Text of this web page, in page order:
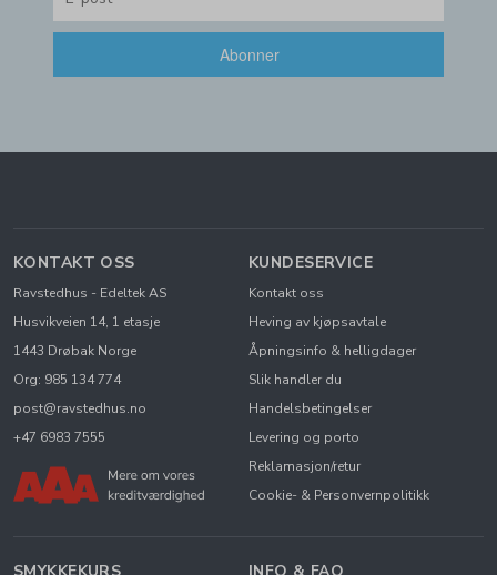
Abonner
KONTAKT OSS
Ravstedhus - Edeltek AS
Husvikveien 14, 1 etasje
1443 Drøbak Norge
Org: 985 134 774
post@ravstedhus.no
+47 6983 7555
KUNDESERVICE
Kontakt oss
Heving av kjøpsavtale
Åpningsinfo & helligdager
Slik handler du
Handelsbetingelser
Levering og porto
Reklamasjon/retur
Cookie- & Personvernpolitikk